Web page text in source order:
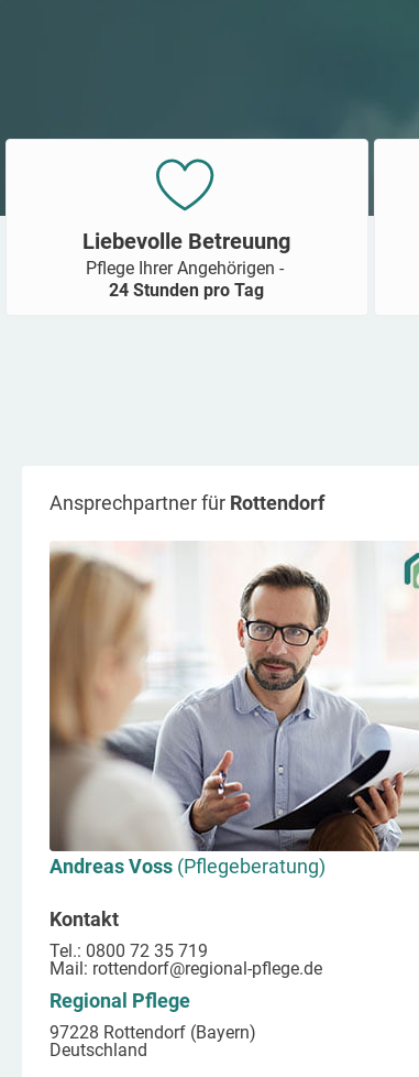
Liebevolle Betreuung
Pflege Ihrer Angehörigen -
24 Stunden pro Tag
Ansprechpartner für Rottendorf
Andreas Voss (Pflegeberatung)
Kontakt
Tel.: 0800 72 35 719
Mail: rottendorf@regional-pflege.de
Regional Pflege
97228 Rottendorf (Bayern)
Deutschland